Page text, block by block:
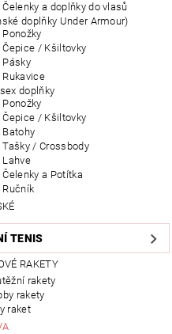
Čelenky a doplňky do vlasů
doplňky Under Armour)
Ponožky
Čepice / Kšiltovky
Pásky
Rukavice
doplňky
Ponožky
Čepice / Kšiltovky
Batohy
Tašky / Crossbody
Lahve
Čelenky a Potítka
Ručník
TENIS
RAKETY
rakety
rakety
raket